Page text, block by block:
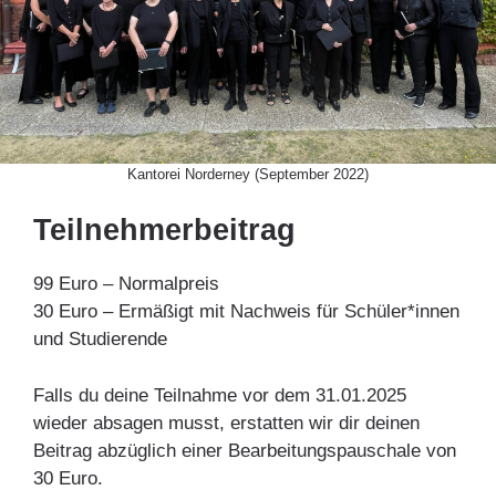
Kantorei Norderney (September 2022)
Teilnehmerbeitrag
99 Euro – Normalpreis
30 Euro – Ermäßigt mit Nachweis für Schüler*innen
und Studierende
Falls du deine Teilnahme vor dem 31.01.2025
wieder absagen musst, erstatten wir dir deinen
Beitrag abzüglich einer Bearbeitungspauschale von
30 Euro.